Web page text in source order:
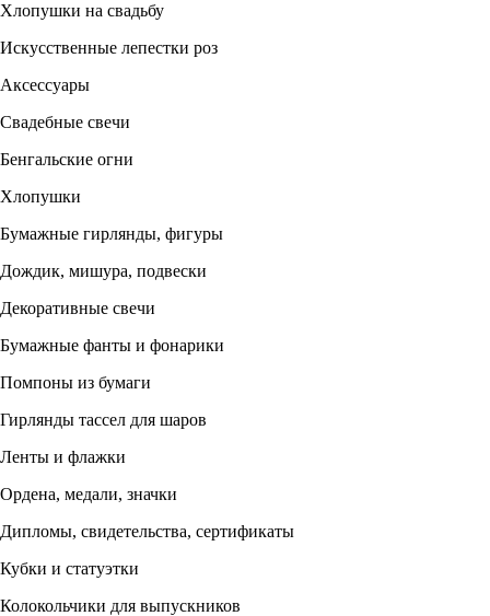
Хлопушки на свадьбу
Искусственные лепестки роз
Аксессуары
Свадебные свечи
Бенгальские огни
Хлопушки
Бумажные гирлянды, фигуры
Дождик, мишура, подвески
Декоративные свечи
Бумажные фанты и фонарики
Помпоны из бумаги
Гирлянды тассел для шаров
Ленты и флажки
Ордена, медали, значки
Дипломы, свидетельства, сертификаты
Кубки и статуэтки
Колокольчики для выпускников